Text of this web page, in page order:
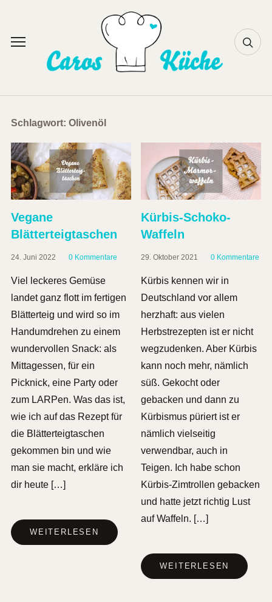
content
Toggle
Schlagwort: Olivenöl
Vegane
Blätterteigtaschen
24. Juni 2022 0 Kommentare
Viel leckeres Gemüse
landet ganz flott im fertigen
Blätterteig und wird so im
Handumdrehen zu einem
wundervollen Snack: als
Mittagessen, für ein
Picknick, eine Party oder
zum LARPen. Was das ist,
wie ich auf das Rezept für
die Blätterteigtaschen
gekommen bin und wie
man sie macht, erkläre ich
dir heute […]
WEITERLESEN
Kürbis-Schoko-
Waffeln
29. Oktober 2021 0 Kommentare
Kürbis kennen wir in
Deutschland vor allem
herzhaft: aus vielen
Herbstrezepten ist er nicht
wegzudenken. Aber Kürbis
kann noch mehr, nämlich
süß. Gekocht oder
gebacken und dann zu
Kürbismus püriert ist er
nämlich vielseitig
verwendbar, auch in
Teigen. Ich habe schon
Kürbis-Zimtrollen gebacken
und hatte jetzt richtig Lust
auf Waffeln. […]
WEITERLESEN